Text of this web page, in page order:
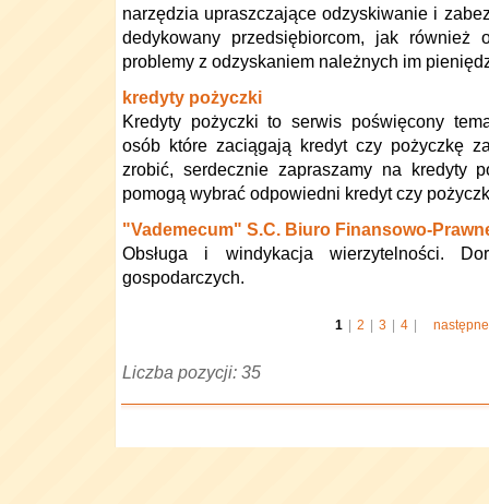
narzędzia upraszczające odzyskiwanie i
dedykowany przedsiębiorcom, jak również
problemy z odzyskaniem należnych im
kredyty pożyczki
Kredyty pożyczki to serwis poświęcony
osób które zaciągają kredyt czy pożyczkę
zrobić, serdecznie zapraszamy na kredyty
pomogą wybrać odpowiedni kredyt czy
"Vademecum" S.C. Biuro Finansowo-
Obsługa i windykacja wierzytelności.
gospodarczych.
1 2 3 4 następne
Liczba pozycji: 35